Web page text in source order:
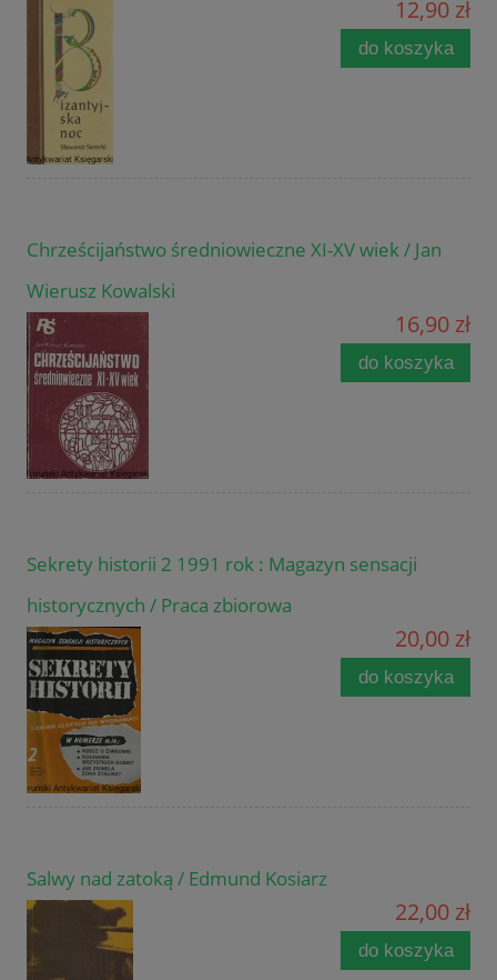
12,90 zł
do koszyka
Chrześcijaństwo średniowieczne XI-XV wiek / Jan
Wierusz Kowalski
16,90 zł
do koszyka
Sekrety historii 2 1991 rok : Magazyn sensacji
historycznych / Praca zbiorowa
20,00 zł
do koszyka
Salwy nad zatoką / Edmund Kosiarz
22,00 zł
do koszyka